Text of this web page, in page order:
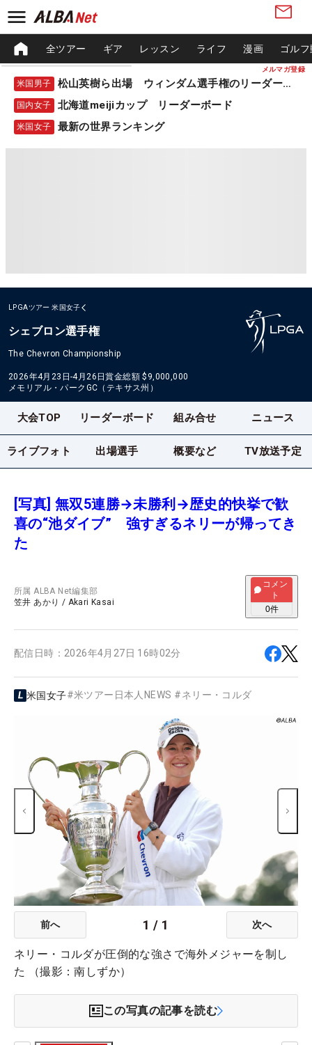
メルマガ登録
全ツアー ギア レッスン ライフ 漫画 ゴル
米国男子 松山英樹ら出場 ウィンダム選手権のリーダーボード
国内女子 北海道meijiカップ リーダーボード
米国女子 最新の世界ランキング
LPGAツアー 米国女子
シェブロン選手権
The Chevron Championship
2026年4月23日-4月26日賞金総額 $9,000,000
メモリアル・パークGC（テキサス州）
大会TOP リーダーボード 組み合せ ニュース
ライブフォト 出場選手 概要など TV放送予定
[写真] 無双5連勝→未勝利→歴史的快挙で歓
喜の“池ダイブ” 強すぎるネリーが帰ってき
た
所属ALBA Net編集部
笠井 あかり / Akari Kasai
コメン
ト
0件
配信日時： 2026年4月27日 16時02分
米国女子#米ツアー日本人NEWS #ネリー・コルダ
前へ 1 / 1 次へ
ネリー・コルダが圧倒的な強さで海外メジャーを制し
た （撮影：南しずか）
この写真の記事を読む